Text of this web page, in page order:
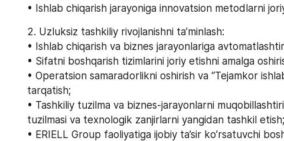
• Ishlab chiqarish jarayoniga innovatsion metodlarni
2. Uzluksiz tashkiliy rivojlanishni ta’minlash:
• Ishlab chiqarish va biznes jarayonlariga
• Sifatni boshqarish tizimlarini joriy etishni amalga
• Operatsion samaradorlikni oshirish va “Tejamkor
tarqatish;
• Tashkiliy tuzilma va biznes-jarayonlarni
tuzilmasi va texnologik zanjirlarni yangidan tashkil etish;
• ERIELL Group faoliyatiga ijobiy ta’sir ko’rsatuvchi